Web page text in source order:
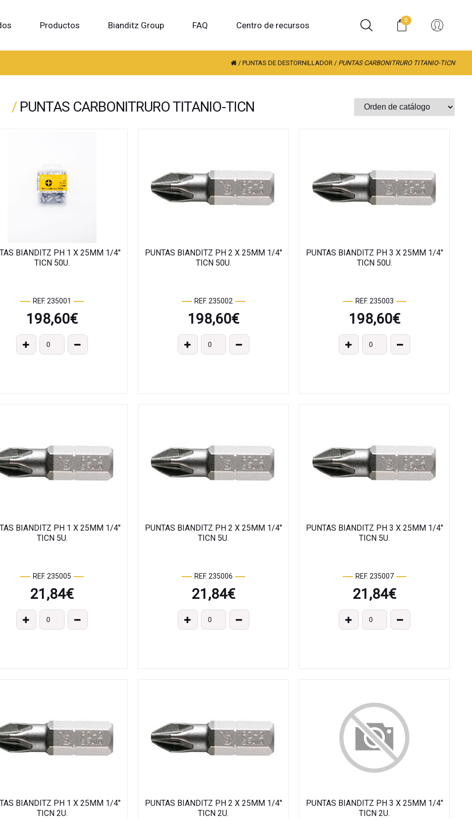
0
Productos Bianditz Group FAQ Centro de recursos
/PUNTAS DE DESTORNILLADOR / PUNTAS CARBONITRURO TITANIO-TICN
/ PUNTAS CARBONITRURO TITANIO-TICN
BIANDITZ PH 1 X 25MM 1/4"
TICN 50U.
REF. 235001
198,60€
PUNTAS BIANDITZ PH 2 X 25MM 1/4"
TICN 50U.
REF. 235002
198,60€
PUNTAS BIANDITZ PH 3 X 25MM 1/4"
TICN 50U.
REF. 235003
198,60€
BIANDITZ PH 1 X 25MM 1/4"
TICN 5U.
REF. 235005
21,84€
PUNTAS BIANDITZ PH 2 X 25MM 1/4"
TICN 5U.
REF. 235006
21,84€
PUNTAS BIANDITZ PH 3 X 25MM 1/4"
TICN 5U.
REF. 235007
21,84€
BIANDITZ PH 1 X 25MM 1/4"
TICN 2U.
PUNTAS BIANDITZ PH 2 X 25MM 1/4"
TICN 2U.
PUNTAS BIANDITZ PH 3 X 25MM 1/4"
TICN 2U.